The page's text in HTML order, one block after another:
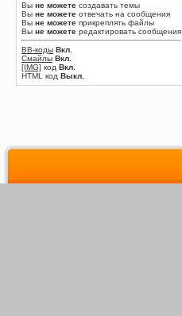
Вы не можете создавать темы
Вы не можете отвечать на сообщения
Вы не можете прикреплять файлы
Вы не можете редактировать сообщения
BB-коды Вкл.
Смайлы Вкл.
[IMG] код Вкл.
HTML код Выкл.